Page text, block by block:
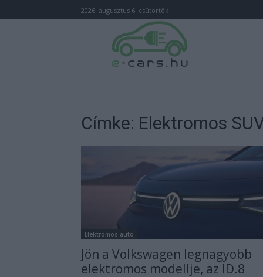
2026. augusztus 6. csütörtök
Címke: Elektromos
Elektromos autó
Jön a Volkswagen legnagyobb
elektromos modellje, az ID.8